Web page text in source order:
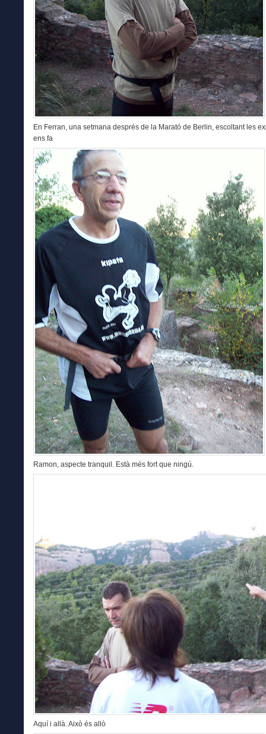
En Ferran, una setmana després de la Marató de Berlin, escoltant les
ens fa
Ramon, aspecte tranquil. Està més fort que ningú.
Aquí i allà. Això és allò